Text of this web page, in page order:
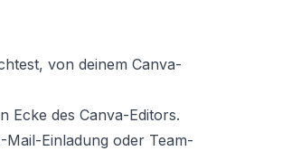
von deinem Canva-
Ecke des Canva-Editors.
Mail-Einladung oder Team-